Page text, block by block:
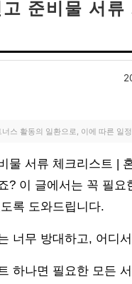
고 준비물 서
스 활동의 일환으로, 이에 따른 일
물 서류 체크리스트 |
? 이 글에서는 꼭 필
록 도와드립니다.
너무 방대하고, 어디
하나면 필요한 모든